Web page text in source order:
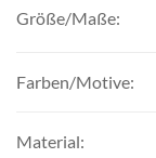
Größe/Maße:
Farben/Motive:
Material: